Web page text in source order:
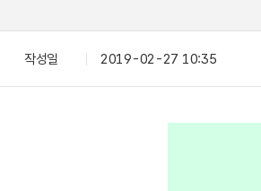
작성일 2019-02-27 10:35